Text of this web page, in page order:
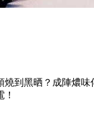
到黑晒？成陣燶